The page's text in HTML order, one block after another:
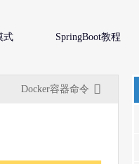
式 SpringBoot教程
Docker容器命令